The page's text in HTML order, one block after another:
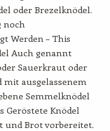
oder Brezelknödel.
noch
Werden – This
Auch genannt
Sauerkraut oder
mit ausgelassenem
Semmelknödel
Geröstete Knödel
und Brot vorbereitet.